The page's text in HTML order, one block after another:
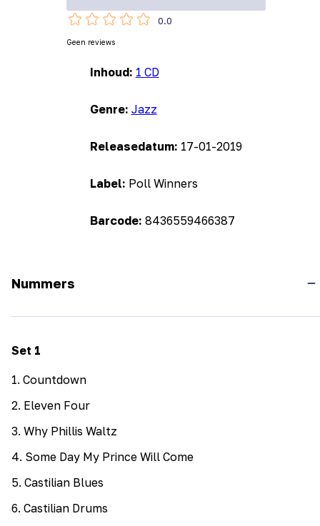
Inhoud: 1 CD
Genre: Jazz
Releasedatum: 17-01-2019
Label: Poll Winners
Barcode: 8436559466387
0.0
Geen reviews
Nummers
Set 1
1. Countdown
2. Eleven Four
3. Why Phillis Waltz
4. Some Day My Prince Will Come
5. Castilian Blues
6. Castilian Drums